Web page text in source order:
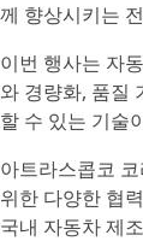
께 향상시키는
이번 행사는 자
와 경량화, 품질
할 수 있는 기술
아트라스콥코
위한 다양한 협
국내 자동차 제